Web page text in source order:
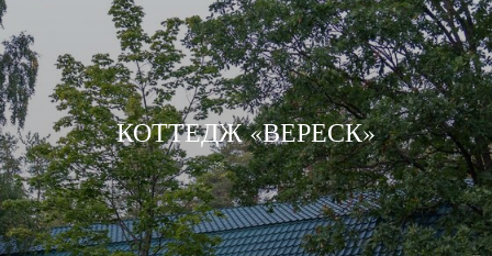
КОТТЕДЖ «ВЕРЕСК»